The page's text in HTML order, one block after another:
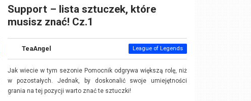
Support – lista sztuczek, które
musisz znać! Cz.1
TeaAngel League of Legends
Jak wiecie w tym sezonie Pomocnik odgrywa większą rolę, niż
w pozostałych. Jednak, by doskonalić swoje umiejętności
grania na tej pozycji warto znać te sztuczki!